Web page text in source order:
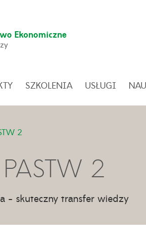
Ekonomiczne
SZKOLENIA USŁUGI
2
2
- skuteczny transfer wiedzy